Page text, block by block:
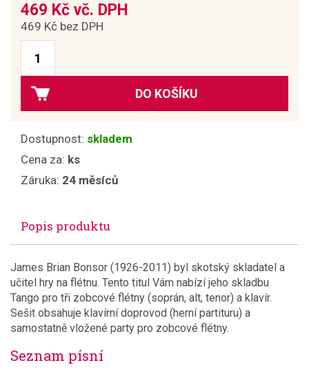
469 Kč vč. DPH
469 Kč bez DPH
DO KOŠÍKU
Dostupnost: skladem
Cena za: ks
Záruka: 24 měsíců
Popis produktu
James Brian Bonsor (1926-2011) byl skotský skladatel a
učitel hry na flétnu. Tento titul Vám nabízí jeho skladbu
Tango pro tři zobcové flétny (soprán, alt, tenor) a klavír.
Sešit obsahuje klavírní doprovod (herní partituru) a
samostatně vložené party pro zobcové flétny.
Seznam písní